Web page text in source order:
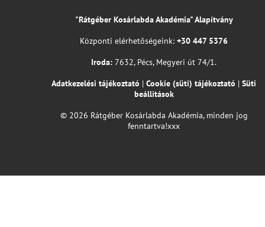
"Rátgéber Kosárlabda Akadémia" Alapítvány
Központi elérhetőségeink: +30 447 5376
Iroda: 7632, Pécs, Megyeri út 74/1.
Adatkezelési tájékoztató | Cookie (süti) tájékoztató | Süti
beállítások
© 2026 Rátgéber Kosárlabda Akadémia, minden jog
fenntartva!xxx